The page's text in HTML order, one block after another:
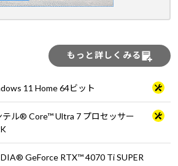
もっと詳しくみる
11 Home 64ビット
テル® Core™ Ultra 7 プロセッサー
GeForce RTX™ 4070 Ti SUPER